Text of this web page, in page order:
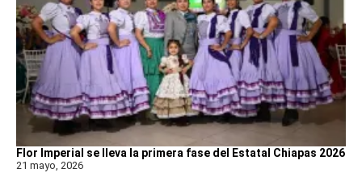
Flor Imperial se lleva la primera fase del Estatal Chiapas 2026
21 mayo, 2026